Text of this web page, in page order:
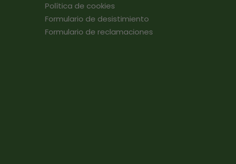
Política de cookies
Formulario de desistimiento
Formulario de reclamaciones